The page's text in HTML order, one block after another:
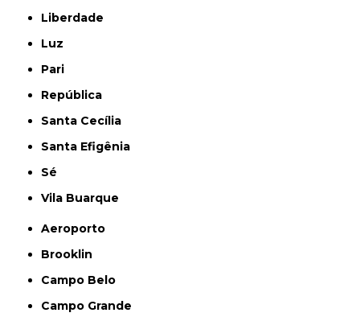
Liberdade
Luz
Pari
República
Santa Cecília
Santa Efigênia
Sé
Vila Buarque
Aeroporto
Brooklin
Campo Belo
Campo Grande